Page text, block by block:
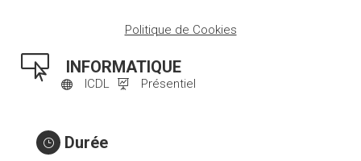
Politique de Cookies
 INFORMATIQUE
 ICDL  Présentiel
} Durée